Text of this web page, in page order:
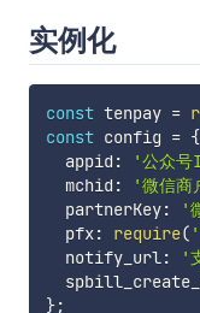
实例化
const tenpay =
const config = {
  appid
: '公众号
  mchid
: '微信商
  partnerKey
: '
  pfx
: require(
  notify_url
: '
};